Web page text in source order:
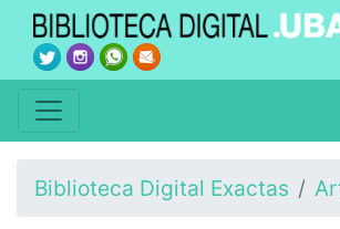
Biblioteca Digital Exactas